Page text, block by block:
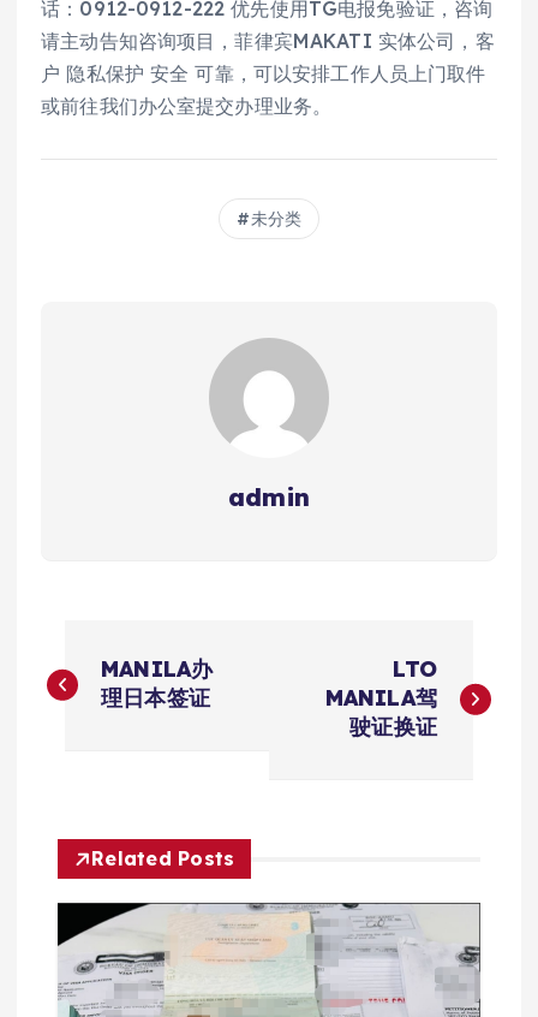
话：0912-0912-222 优先使用TG电报免验证，咨询
请主动告知咨询项目，菲律宾MAKATI 实体公司，客
户 隐私保护 安全 可靠，可以安排工作人员上门取件
或前往我们办公室提交办理业务。
未分类
admin
章
航
MANILA办
理日本签证
LTO
MANILA驾
驶证换证
Related Posts